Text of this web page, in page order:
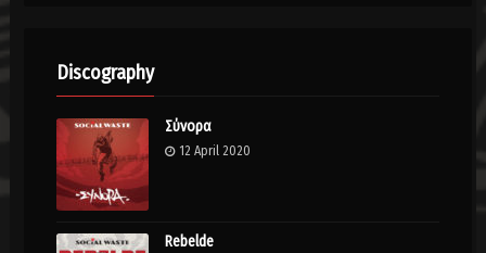
Discography
Σύνορα
12 April 2020
Rebelde